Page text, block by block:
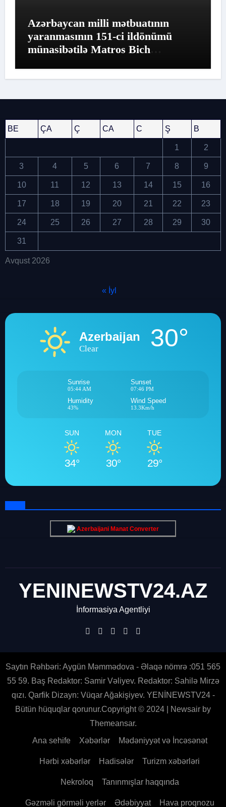
Azərbaycan milli mətbuatının
yaranmasının 151-ci ildönümü
münasibətilə Matros Bich
Avqust 2026
BE ÇA Ç CA C Ş B
1 2
3 4 5 6 7 8 9
10 11 12 13 14 15 16
17 18 19 20 21 22 23
24 25 26 27 28 29 30
31
« İyl
Azerbaijan
Clear 30°
Sunrise
05:44 AM
Sunset
07:46 PM
Humidity
43%
Wind Speed
13.3Km/h
SUN
34°
MON
30°
TUE
29°
Azerbaijani Manat Converter
YENINEWSTV24.AZ
İnformasiya Agentliyi
Saytın Rəhbəri: Aygün Məmmədova - Əlaqə nömrə :051 565
55 59. Baş Redaktor: Samir Vəliyev. Redaktor: Sahilə Mirzə
qızı. Qarfik Dizayn: Vüqar Ağakişiyev. YENİNEWSTV24 -
Bütün hüquqlar qorunur.Copyright © 2024
Newsair by
Themeansar.
Ana sehife Xəbərlər Mədəniyyət və İncəsənət
Hərbi xəbərlər Hadisələr Turizm xəbərləri
Nekroloq Tanınmışlar haqqında
Gəzməli görməli yerlər Ədəbiyyat Hava proqnozu